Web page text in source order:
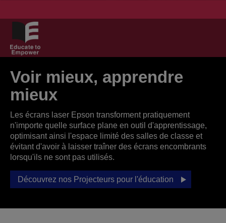
Voir mieux, apprendre
mieux
Les écrans laser Epson transforment pratiquement
n'importe quelle surface plane en outil d'apprentissage,
optimisant ainsi l'espace limité des salles de classe et
évitant d'avoir à laisser traîner des écrans encombrants
lorsqu'ils ne sont pas utilisés.
Découvrez nos Projecteurs pour l'éducation